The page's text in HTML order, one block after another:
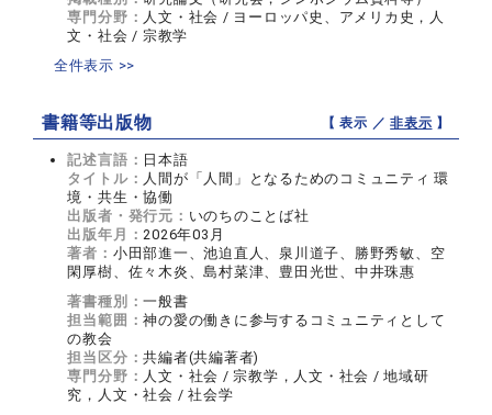
専門分野： 人文・社会 / ヨーロッパ史、アメリカ史，人
文・社会 / 宗教学
全件表示 >>
書籍等出版物 【 表示 ／非表示 】
記述言語： 日本語
タイトル： 人間が「人間」となるためのコミュニティ 環
境・共生・協働
出版者・発行元： いのちのことば社
出版年月：2026年03月
著者： 小田部進一、池迫直人、泉川道子、勝野秀敏、空
閑厚樹、佐々木炎、島村菜津、豊田光世、中井珠惠
著書種別：一般書
担当範囲：神の愛の働きに参与するコミュニティとして
の教会
担当区分：共編者(共編著者)
専門分野： 人文・社会 / 宗教学，人文・社会 / 地域研
究，人文・社会 / 社会学